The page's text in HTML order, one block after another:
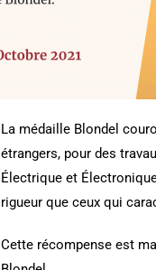
La médaille Blondel
étrangers, pour des
Électrique et
rigueur que ceux qui
Cette récompense est